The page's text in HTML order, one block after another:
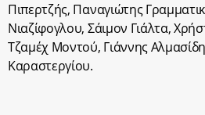
Πιπερτζής, Παναγιώτης
Νιαζίφογλου, Σάιμον Γιάλτα,
Τζαμέχ Μοντού, Γιάννης
Καραστεργίου.